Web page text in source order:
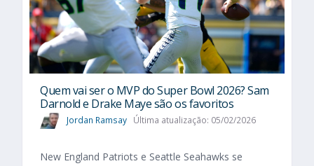
Quem vai ser o MVP do Super Bowl 2026? Sam
Darnold e Drake Maye são os favoritos
Jordan Ramsay Última atualização: 05/02/2026
New England Patriots e Seattle Seahawks se